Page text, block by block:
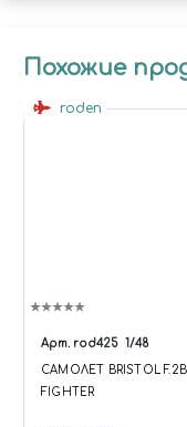
Похожие
roden
Арт. rod425 1/48
САМОЛЕТ BRISTOL F.2B
FIGHTER